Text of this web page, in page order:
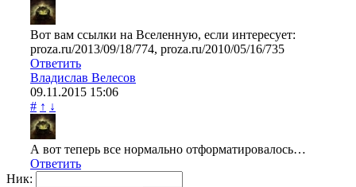
Вот вам ссылки на Вселенную, если интересует:
proza.ru/2013/09/18/774, proza.ru/2010/05/16/735
Ответить
Владислав Велесов
09.11.2015 15:06
# ↑ ↓
А вот теперь все нормально отформатировалось…
Ответить
Ник: